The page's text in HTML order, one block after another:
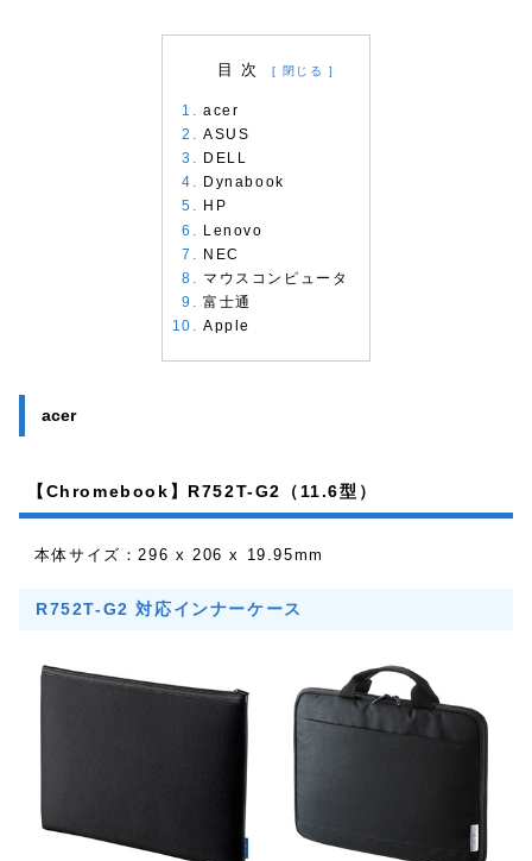
目 次
acer
ASUS
DELL
Dynabook
HP
Lenovo
NEC
マウスコンピュータ
富士通
Apple
acer
【Chromebook】R752T-G2（11.6型）
本体サイズ：296 x 206 x 19.95mm
R752T-G2 対応インナーケース